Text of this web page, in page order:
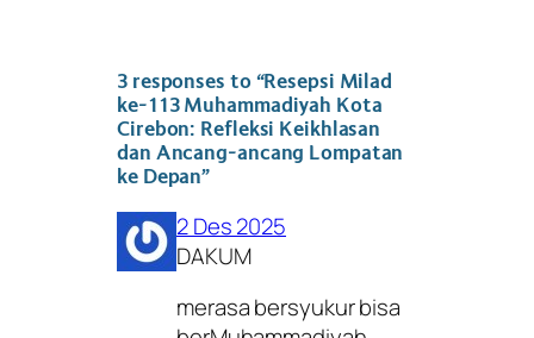
3 responses to “Resepsi Milad
ke-113 Muhammadiyah Kota
Cirebon: Refleksi Keikhlasan
dan Ancang-ancang Lompatan
ke Depan”
2 Des 2025
DAKUM
merasa bersyukur bisa